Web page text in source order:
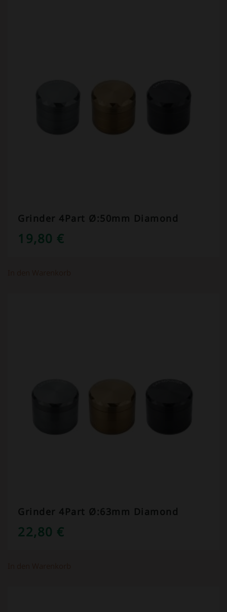
Grinder 4Part Ø:50mm Diamond
19,80 €
Grinder 4Part Ø:63mm Diamond
22,80 €